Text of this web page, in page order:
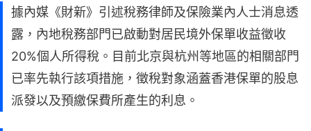
據內媒《財新》引述稅務律師及保險業內人士消息透
露，內地稅務部門已啟動對居民境外保單收益徵收
20%個人所得稅。目前北京與杭州等地區的相關部門
已率先執行該項措施，徵稅對象涵蓋香港保單的股息
派發以及預繳保費所產生的利息。